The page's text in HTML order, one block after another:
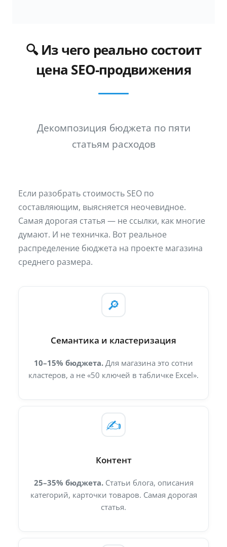
🔍 Из чего реально состоит
цена SEO-продвижения
Декомпозиция бюджета по пяти
статьям расходов
Если разобрать стоимость SEO по
составляющим, выясняется неочевидное.
Самая дорогая статья — не ссылки, как многие
думают. И не техничка. Вот реальное
распределение бюджета на проекте магазина
среднего размера.
🔎
Семантика и кластеризация
10–15% бюджета. Для магазина это сотни
кластеров, а не «50 ключей в табличке Excel».
✍️
Контент
25–35% бюджета.Статьи блога, описания
категорий, карточки товаров. Самая дорогая
статья.